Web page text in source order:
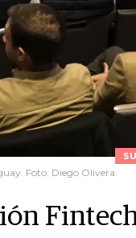
Foto: Diego Olivera.